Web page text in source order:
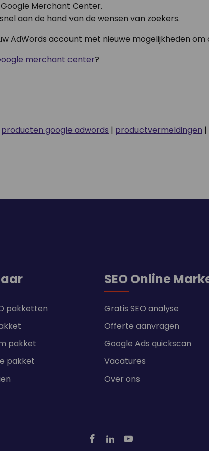
Merchant Center.
aan de hand van de wensen van zoekers.
AdWords account met nieuwe mogelijkheden om
merchant center?
producten google adwords | productvermeldingen |
pakketten
pakket
pakket
SEO Online
Gratis SEO analyse
Offerte aanvragen
Google Ads quickscan
Vacatures
Over ons